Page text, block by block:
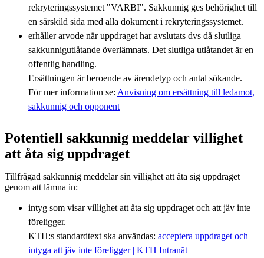
rekryteringssystemet "VARBI". Sakkunnig ges behörighet till
en särskild sida med alla dokument i rekryteringssystemet.
erhåller arvode när uppdraget har avslutats dvs då slutliga
sakkunnigutlåtande överlämnats. Det slutliga utlåtandet är en
offentlig handling.
Ersättningen är beroende av ärendetyp och antal sökande.
För mer information se: Anvisning om ersättning till ledamot,
sakkunnig och opponent
Potentiell sakkunnig meddelar villighet
att åta sig uppdraget
Tillfrågad sakkunnig meddelar sin villighet att åta sig uppdraget
genom att lämna in:
intyg som visar villighet att åta sig uppdraget och att jäv inte
föreligger.
KTH:s standardtext ska användas: acceptera uppdraget och
intyga att jäv inte föreligger | KTH Intranät